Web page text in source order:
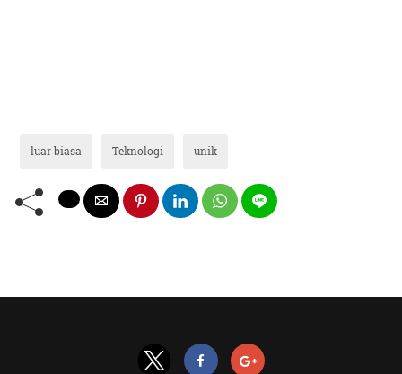
luar biasa Teknologi unik